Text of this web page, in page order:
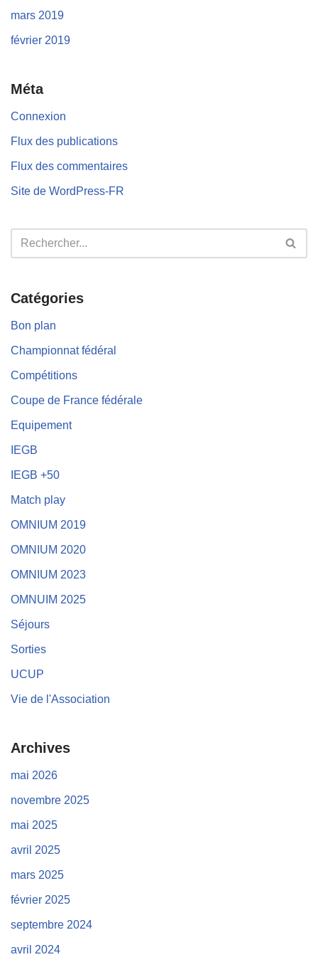
mars 2019
février 2019
Méta
Connexion
Flux des publications
Flux des commentaires
Site de WordPress-FR
Catégories
Bon plan
Championnat fédéral
Compétitions
Coupe de France fédérale
Equipement
IEGB
IEGB +50
Match play
OMNIUM 2019
OMNIUM 2020
OMNIUM 2023
OMNUIM 2025
Séjours
Sorties
UCUP
Vie de l'Association
Archives
mai 2026
novembre 2025
mai 2025
avril 2025
mars 2025
février 2025
septembre 2024
avril 2024